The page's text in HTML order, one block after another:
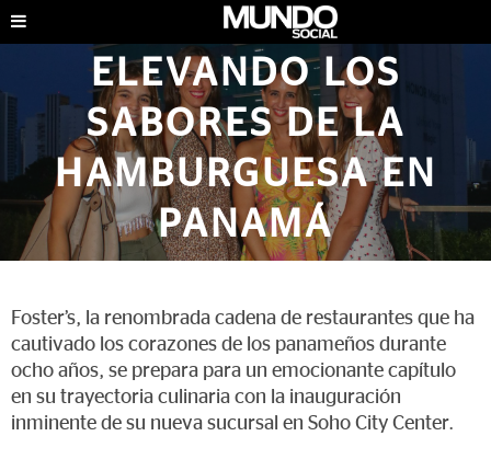
FOSTER’S PANAMÁ:
ELEVANDO LOS
SABORES DE LA
HAMBURGUESA EN
PANAMÁ
Foster’s, la renombrada cadena de restaurantes que ha
cautivado los corazones de los panameños durante
ocho años, se prepara para un emocionante capítulo
en su trayectoria culinaria con la inauguración
inminente de su nueva sucursal en Soho City Center.